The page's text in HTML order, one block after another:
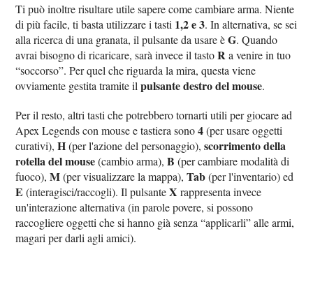
Ti può inoltre risultare utile sapere come cambiare arma. Niente
di più facile, ti basta utilizzare i tasti 1,2 e 3. In alternativa, se sei
alla ricerca di una granata, il pulsante da usare èG. Quando
avrai bisogno di ricaricare, sarà invece il tastoR a venire in tuo
“soccorso”. Per quel che riguarda la mira, questa viene
ovviamente gestita tramite ilpulsante destro del mouse.
Per il resto, altri tasti che potrebbero tornarti utili per giocare ad
Apex Legends con mouse e tastiera sono4(per usare oggetti
curativi),H(per l'azione del personaggio),scorrimento della
rotella del mouse(cambio arma),B (per cambiare modalità di
fuoco),M(per visualizzare la mappa),Tab(per l'inventario) ed
E (interagisci/raccogli). Il pulsanteX rappresenta invece
un'interazione alternativa (in parole povere, si possono
raccogliere oggetti che si hanno già senza “applicarli” alle armi,
magari per darli agli amici).